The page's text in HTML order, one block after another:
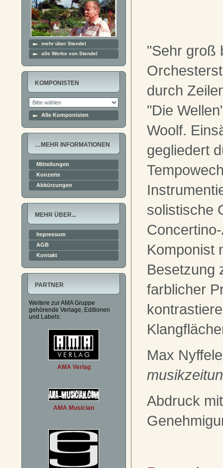
mehr über Stendel
alle Werke von Stendel
KOMPONISTEN
Alle Komponisten
…MEHR INFORMATIONEN
Mitteilungen
Konzerte
Abkürzungen
MEHR ÜBER...
Impressum
AGB
Kontakt
PARTNER
Weitere zur AMA Gruppe
gehörende Verlage, Editionen
und Labels:
AMA Verlag
AMA Musician
"Sehr groß
durch
"Die
Woolf.
gegliedert
solistische
Komponist
Besetzung
farblicher
Max
Abdruck